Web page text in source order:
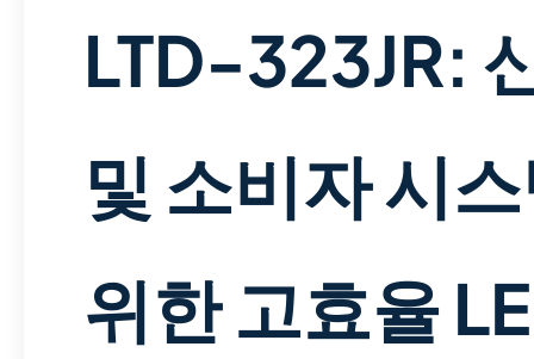
LTD-323JR:
및 소비자 시
위한 고효율